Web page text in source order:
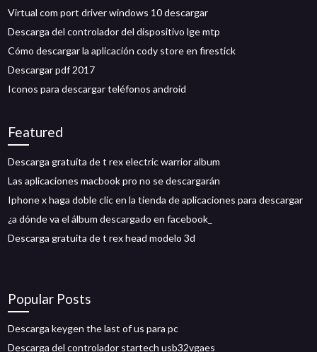
Virtual com port driver windows 10 descargar
Descarga del controlador del dispositivo lge mtp
Cómo descargar la aplicación cody store en firestick
Descargar pdf 2017
Iconos para descargar teléfonos android
Featured
Descarga gratuita de t rex electric warrior album
Las aplicaciones macbook pro no se descargarán
Iphone x haga doble clic en la tienda de aplicaciones para descargar
¿a dónde va el álbum descargado en facebook_
Descarga gratuita de t rex head modelo 3d
Popular Posts
Descarga keygen the last of us para pc
Descarga del controlador startech usb32vgaes